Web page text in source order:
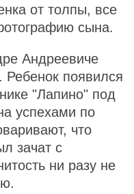
от толпы, все
сына.
Андреевиче
Ребенок появился
"Лапино" под
успехами по
что
зачат с
ни разу не